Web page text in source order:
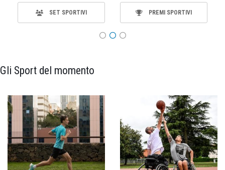
SET SPORTIVI PREMI SPORTIVI
Gli Sport del momento